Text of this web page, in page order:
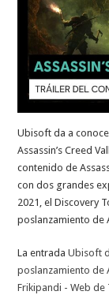
Ubisoft da a
Assassin’s Creed
contenido de
con dos grandes
2021, el Discovery
poslanzamiento de
La entradaUbisoft
poslanzamiento de
Frikipandi - Web de